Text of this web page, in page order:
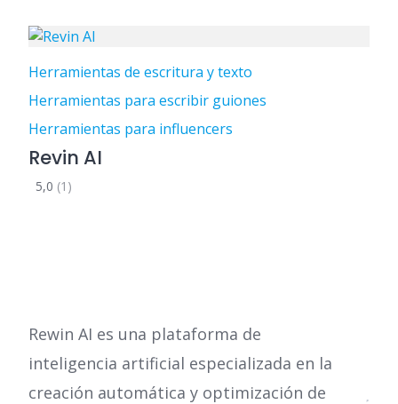
Herramientas de escritura y texto
Herramientas para escribir guiones
Herramientas para influencers
Revin AI
5,0 (1)
Rewin AI es una plataforma de
inteligencia artificial especializada en la
creación automática y optimización de